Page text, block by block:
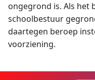
ongegrond is. Als het
schoolbestuur
daartegen beroep
voorziening.